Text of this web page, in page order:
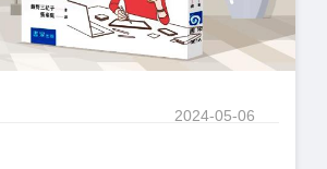
2024-05-06